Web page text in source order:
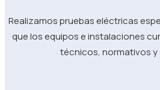
Realizamos pruebas eléctricas
que los equipos e instalaciones
técnicos, normativos y